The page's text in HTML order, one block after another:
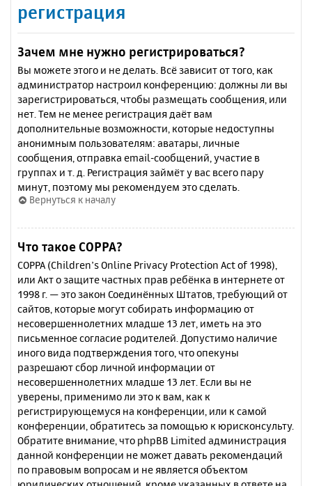
регистрация
Зачем мне нужно регистрироваться?
Вы можете этого и не делать. Всё зависит от того, как
администратор настроил конференцию: должны ли вы
зарегистрироваться, чтобы размещать сообщения, или
нет. Тем не менее регистрация даёт вам
дополнительные возможности, которые недоступны
анонимным пользователям: аватары, личные
сообщения, отправка email-сообщений, участие в
группах и т. д. Регистрация займёт у вас всего пару
минут, поэтому мы рекомендуем это сделать.
Вернуться к началу
Что такое COPPA?
COPPA (Children’s Online Privacy Protection Act of 1998),
или Акт о защите частных прав ребёнка в интернете от
1998 г. — это закон Соединённых Штатов, требующий от
сайтов, которые могут собирать информацию от
несовершеннолетних младше 13 лет, иметь на это
письменное согласие родителей. Допустимо наличие
иного вида подтверждения того, что опекуны
разрешают сбор личной информации от
несовершеннолетних младше 13 лет. Если вы не
уверены, применимо ли это к вам, как к
регистрирующемуся на конференции, или к самой
конференции, обратитесь за помощью к юрисконсульту.
Обратите внимание, что phpBB Limited администрация
данной конференции не может давать рекомендаций
по правовым вопросам и не является объектом